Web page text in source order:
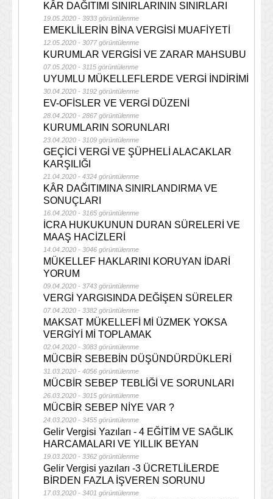
KÂR DAĞITIMI SINIRLARININ SINIRLARI
19.05.2020 - 3933 görüntülenme
EMEKLİLERİN BİNA VERGİSİ MUAFİYETİ
12.05.2020 - 3077 görüntülenme
KURUMLAR VERGİSİ VE ZARAR MAHSUBU
07.05.2020 - 3115 görüntülenme
UYUMLU MÜKELLEFLERDE VERGİ İNDİRİMİ
30.04.2020 - 3192 görüntülenme
EV-OFİSLER VE VERGİ DÜZENİ
28.04.2020 - 2867 görüntülenme
KURUMLARIN SORUNLARI
23.04.2020 - 3109 görüntülenme
GEÇİCİ VERGİ VE ŞÜPHELİ ALACAKLAR
KARŞILIĞI
21.04.2020 - 4324 görüntülenme
KÂR DAĞITIMINA SINIRLANDIRMA VE
SONUÇLARI
16.04.2020 - 3165 görüntülenme
İCRA HUKUKUNUN DURAN SÜRELERİ VE
MAAŞ HACİZLERİ
14.04.2020 - 3046 görüntülenme
MÜKELLEF HAKLARINI KORUYAN İDARİ
YORUM
09.04.2020 - 3743 görüntülenme
VERGİ YARGISINDA DEĞİŞEN SÜRELER
07.04.2020 - 3382 görüntülenme
MAKSAT MÜKELLEFİ Mİ ÜZMEK YOKSA
VERGİYİ Mİ TOPLAMAK
02.04.2020 - 3083 görüntülenme
MÜCBİR SEBEBİN DÜŞÜNDÜRDÜKLERİ
31.03.2020 - 4056 görüntülenme
MÜCBİR SEBEP TEBLİĞİ VE SORUNLARI
26.03.2020 - 3015 görüntülenme
MÜCBİR SEBEP NİYE VAR ?
24.03.2020 - 3455 görüntülenme
Gelir Vergisi Yazıları - 4 EĞİTİM VE SAĞLIK
HARCAMALARI VE YILLIK BEYAN
19.03.2020 - 3362 görüntülenme
Gelir Vergisi yazıları -3 ÜCRETLİLERDE
BİRDEN FAZLA İŞVEREN SORUNU
17.03.2020 - 3401 görüntülenme